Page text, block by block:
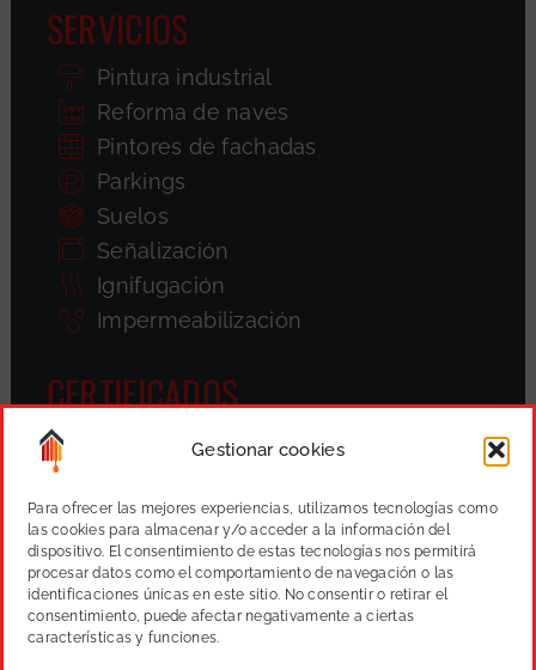
Gestionar cookies
Para ofrecer las mejores experiencias, utilizamos tecnologías como
las cookies para almacenar y/o acceder a la información del
dispositivo. El consentimiento de estas tecnologías nos permitirá
procesar datos como el comportamiento de navegación o las
identificaciones únicas en este sitio. No consentir o retirar el
consentimiento, puede afectar negativamente a ciertas
características y funciones.
SERVICIOS
Pintura industrial
Reforma de naves
Pintores de fachadas
Parkings
Suelos
Señalización
Ignifugación
Impermeabilización
CERTIFICADOS